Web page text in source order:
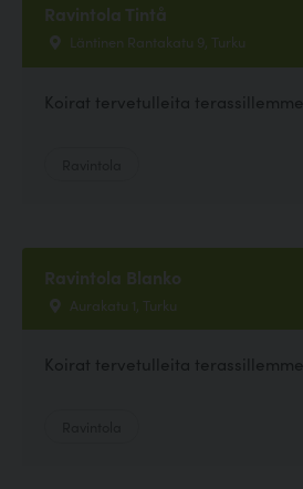
Ravintola Tintå
Läntinen Rantakatu 9, Turku
Koirat tervetulleita terassillemme!
Ravintola Blanko
Aurakatu 1, Turku
Koirat tervetulleita terassillemme